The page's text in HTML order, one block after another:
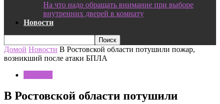
На что надо обращать внимание при выборе
внутренних дверей в комнату
Новости
Домой Новости В Ростовской области потушили пожар,
возникший после атаки БПЛА
В Ростовской области потушили